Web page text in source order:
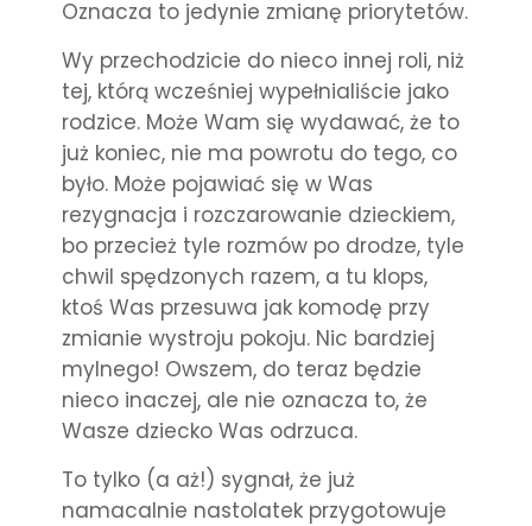
Oznacza to jedynie zmianę priorytetów.
Wy przechodzicie do nieco innej roli, niż
tej, którą wcześniej wypełnialiście jako
rodzice. Może Wam się wydawać, że to
już koniec, nie ma powrotu do tego, co
było. Może pojawiać się w Was
rezygnacja i rozczarowanie dzieckiem,
bo przecież tyle rozmów po drodze, tyle
chwil spędzonych razem, a tu klops,
ktoś Was przesuwa jak komodę przy
zmianie wystroju pokoju. Nic bardziej
mylnego! Owszem, do teraz będzie
nieco inaczej, ale nie oznacza to, że
Wasze dziecko Was odrzuca.
To tylko (a aż!) sygnał, że już
namacalnie nastolatek przygotowuje